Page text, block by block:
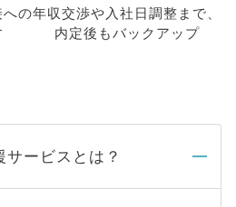
への年収交渉や入社日調整まで、
内定後もバックアップ
サービスとは？